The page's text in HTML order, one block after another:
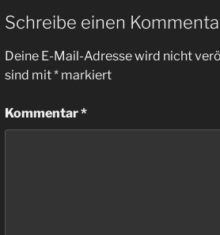
Schreibe einen
Deine E-Mail-Adresse wird nicht
sind mit* markiert
Kommentar*